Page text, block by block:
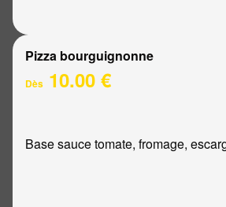
Pizza bourguignonne
Dès 10.00 €
Base sauce tomate, fromage,